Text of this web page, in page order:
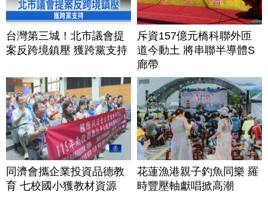
台灣第三城！北市議會提
案反跨境鎮壓 獲跨黨支持
斥資157億元橋科聯外匝
道今動土 將串聯半導體S
廊帶
同濟會攜企業投資品德教
育 七校國小獲教材資源
花蓮漁港親子釣魚同樂 羅
時豐壓軸獻唱掀高潮